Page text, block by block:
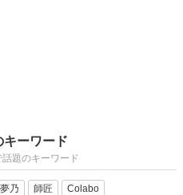
キーワード
題のキーワード
乃 師匠 Colabo